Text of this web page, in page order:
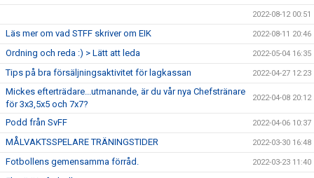
2022-08-12 00:51
Läs mer om vad STFF skriver om EIK 2022-08-11 20:46
Ordning och reda :) > Lätt att leda 2022-05-04 16:35
Tips på bra försäljningsaktivitet för lagkassan 2022-04-27 12:23
Mickes efterträdare...utmanande, är du vår nya Chefstränare
för 3x3,5x5 och 7x7?
2022-04-08 20:12
Podd från SvFF 2022-04-06 10:37
MÅLVAKTSSPELARE TRÄNINGSTIDER 2022-03-30 16:48
Fotbollens gemensamma förråd. 2022-03-23 11:40